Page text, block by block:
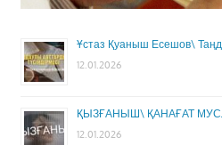
Ұстаз Қуаныш Есешов\
12.01.2026
ҚЫЗҒАНЫШ\ ҚАНАҒАТ
12.01.2026